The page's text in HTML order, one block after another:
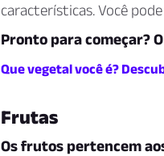
características. Você
Pronto para começar?
Que vegetal você é?
Frutas
Os frutos pertencem